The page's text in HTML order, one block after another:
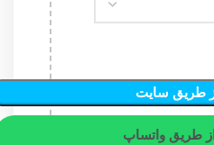
طریق سایت
طریق واتساپ